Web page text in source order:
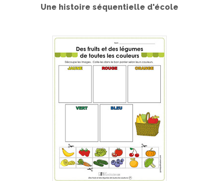
Une histoire séquentielle d'école